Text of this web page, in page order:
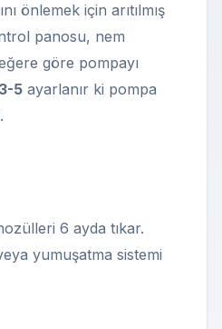
önlemek için arıtılmış
panosu, nem
göre pompayı
5 ayarlanır ki pompa
6 ayda tıkar.
yumuşatma sistemi